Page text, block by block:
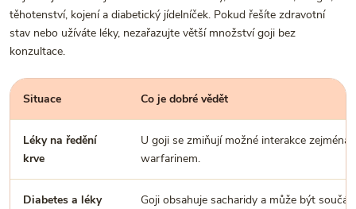
těhotenství, kojení a diabetický jídelníček. Pokud řešíte zdravotní
stav nebo užíváte léky, nezařazujte větší množství goji bez
konzultace.
Situace Co je dobré vědět
Léky na ředění
krve
U goji se zmiňují možné interakce zejména
warfarinem.
Diabetes a léky
Goji obsahuje sacharidy a může být